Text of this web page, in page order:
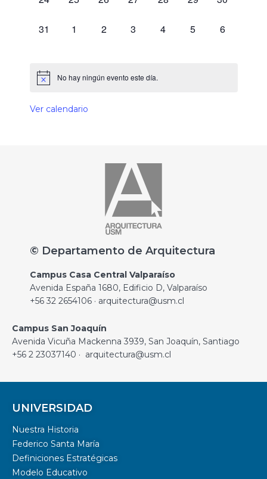
0 eventos,
31 0 eventos,
1 0 eventos,
2 0 eventos,
3 0 eventos,
4 0 eventos,
5 0 eventos,
6
No hay ningún evento este día.
Ver calendario
© Departamento de Arquitectura
Campus Casa Central Valparaíso
Avenida España 1680, Edificio D, Valparaíso
+56 32 2654106 · arquitectura@usm.cl
Campus San Joaquín
Avenida Vicuña Mackenna 3939, San Joaquín, Santiago
+56 2 23037140 · arquitectura@usm.cl
UNIVERSIDAD
Nuestra Historia
Federico Santa María
Definiciones Estratégicas
Modelo Educativo